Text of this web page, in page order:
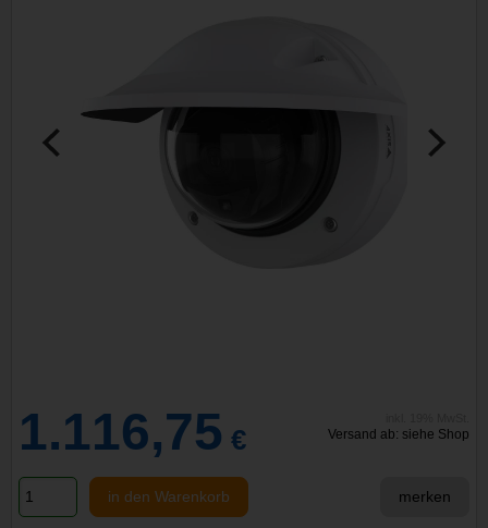
1.116,75 € Versand ab: siehe Shop
in den Warenkorb merken